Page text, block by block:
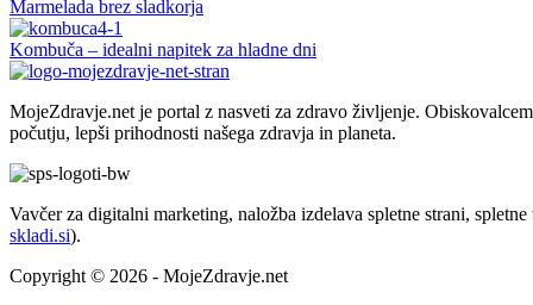
Marmelada brez sladkorja
Kombuča – idealni napitek za hladne dni
MojeZdravje.net je portal z nasveti za zdravo življenje.
počutju, lepši prihodnosti našega zdravja in planeta.
Vavčer za digitalni marketing, naložba izdelava spletne strani,
skladi.si).
Copyright © 2026 - MojeZdravje.net